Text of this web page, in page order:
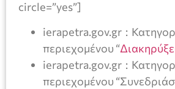
circle=”yes”]
ierapetra.gov.gr :
περιεχομένου “
ierapetra.gov.gr :
περιεχομένου